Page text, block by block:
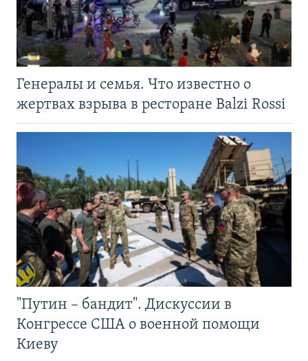
Генералы и семья. Что известно о
жертвах взрыва в ресторане Balzi Rossi
"Путин – бандит". Дискуссии в
Конгрессе США о военной помощи
Киеву